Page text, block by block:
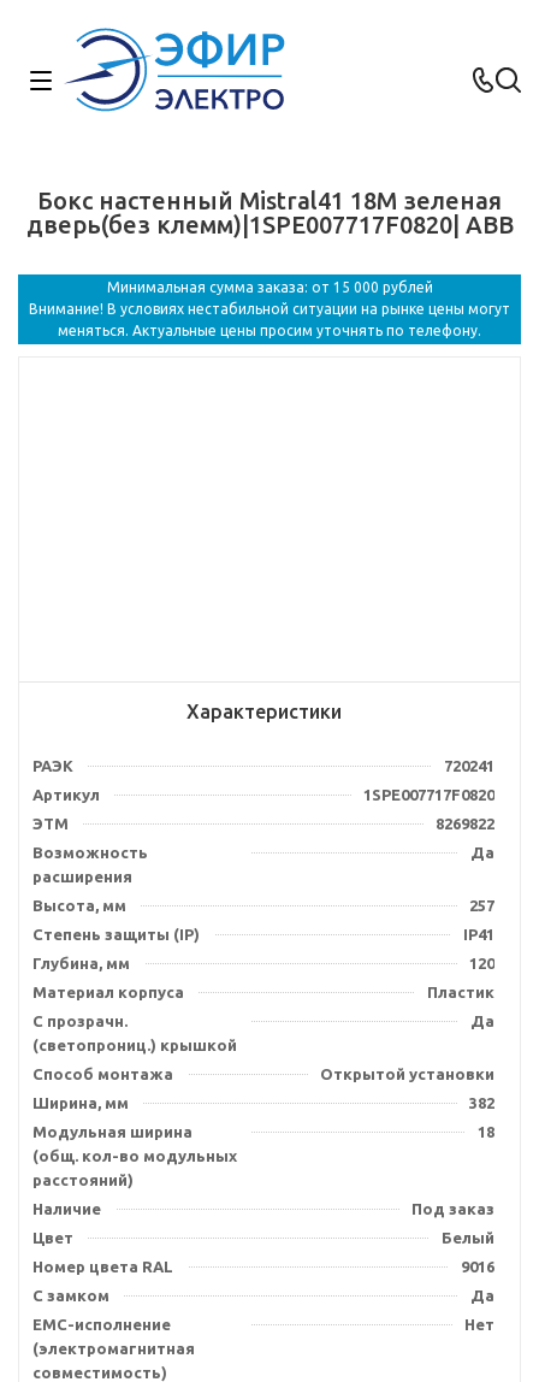
Бокс настенный Mistral41 18М зеленая
дверь(без клемм)|1SPE007717F0820| ABB
Минимальная сумма заказа: от 15 000 рублей
Внимание! В условиях нестабильной ситуации на рынке цены могут
меняться. Актуальные цены просим уточнять по телефону.
Характеристики
РАЭК
720241
Артикул
1SPE007717F0820
ЭТМ
8269822
Возможность
расширения
Да
Высота, мм
257
Степень защиты (IP)
IP41
Глубина, мм
120
Материал корпуса
Пластик
С прозрачн.
(светопрониц.) крышкой
Да
Способ монтажа
Открытой установки
Ширина, мм
382
Модульная ширина
(общ. кол-во модульных
расстояний)
18
Наличие
Под заказ
Цвет
Белый
Номер цвета RAL
9016
С замком
Да
EMC-исполнение
(электромагнитная
совместимость)
Нет